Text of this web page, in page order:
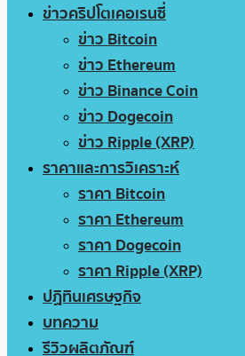
ข่าวคริปโตเคอเรนซี่
ข่าว Bitcoin
ข่าว Ethereum
ข่าว Binance Coin
ข่าว Dogecoin
ข่าว Ripple (XRP)
ราคาและการวิเคราะห์
ราคา Bitcoin
ราคา Ethereum
ราคา Dogecoin
ราคา Ripple (XRP)
ปฏิทินเศรษฐกิจ
บทความ
รีวิวผลิตภัณฑ์